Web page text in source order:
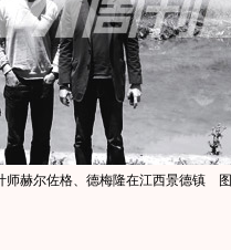
师赫尔佐格、德梅隆在江西景德镇